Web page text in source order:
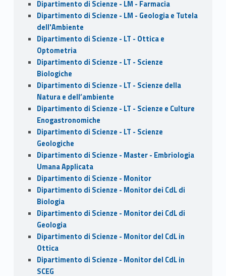
Dipartimento di Scienze - LM - Farmacia
Dipartimento di Scienze - LM - Geologia e Tutela
dell'Ambiente
Dipartimento di Scienze - LT - Ottica e
Optometria
Dipartimento di Scienze - LT - Scienze
Biologiche
Dipartimento di Scienze - LT - Scienze della
Natura e dell’ambiente
Dipartimento di Scienze - LT - Scienze e Culture
Enogastronomiche
Dipartimento di Scienze - LT - Scienze
Geologiche
Dipartimento di Scienze - Master - Embriologia
Umana Applicata
Dipartimento di Scienze - Monitor
Dipartimento di Scienze - Monitor dei CdL di
Biologia
Dipartimento di Scienze - Monitor dei CdL di
Geologia
Dipartimento di Scienze - Monitor del CdL in
Ottica
Dipartimento di Scienze - Monitor del CdL in
SCEG